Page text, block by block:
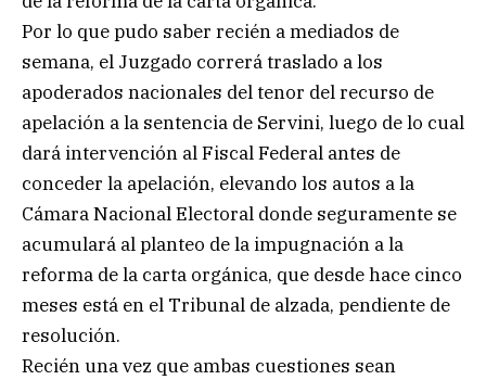
Por lo que pudo saber recién a mediados de
semana, el Juzgado correrá traslado a los
apoderados nacionales del tenor del recurso de
apelación a la sentencia de Servini, luego de lo cual
dará intervención al Fiscal Federal antes de
conceder la apelación, elevando los autos a la
Cámara Nacional Electoral donde seguramente se
acumulará al planteo de la impugnación a la
reforma de la carta orgánica, que desde hace cinco
meses está en el Tribunal de alzada, pendiente de
resolución.
Recién una vez que ambas cuestiones sean